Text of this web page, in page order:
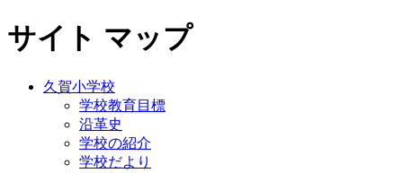
サイト マップ
久賀小学校
学校教育目標
沿革史
学校の紹介
学校だより